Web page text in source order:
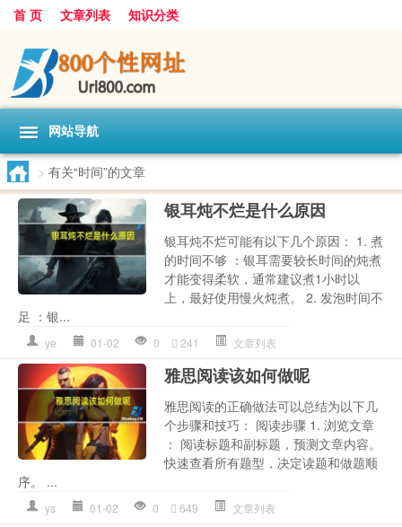
首 页 文章列表 知识分类
网站导航
> 有关“时间”的文章
银耳炖不烂是什么原因
银耳炖不烂可能有以下几个原因： 1. 煮
的时间不够 ：银耳需要较长时间的炖煮
才能变得柔软，通常建议煮1小时以
上，最好使用慢火炖煮。 2. 发泡时间不
足 ：银...
ye 01-02 0 241 文章列表
雅思阅读该如何做呢
雅思阅读的正确做法可以总结为以下几
个步骤和技巧： 阅读步骤 1. 浏览文章
： 阅读标题和副标题，预测文章内容。
快速查看所有题型，决定读题和做题顺
序。 ...
ys 01-02 0 649 文章列表